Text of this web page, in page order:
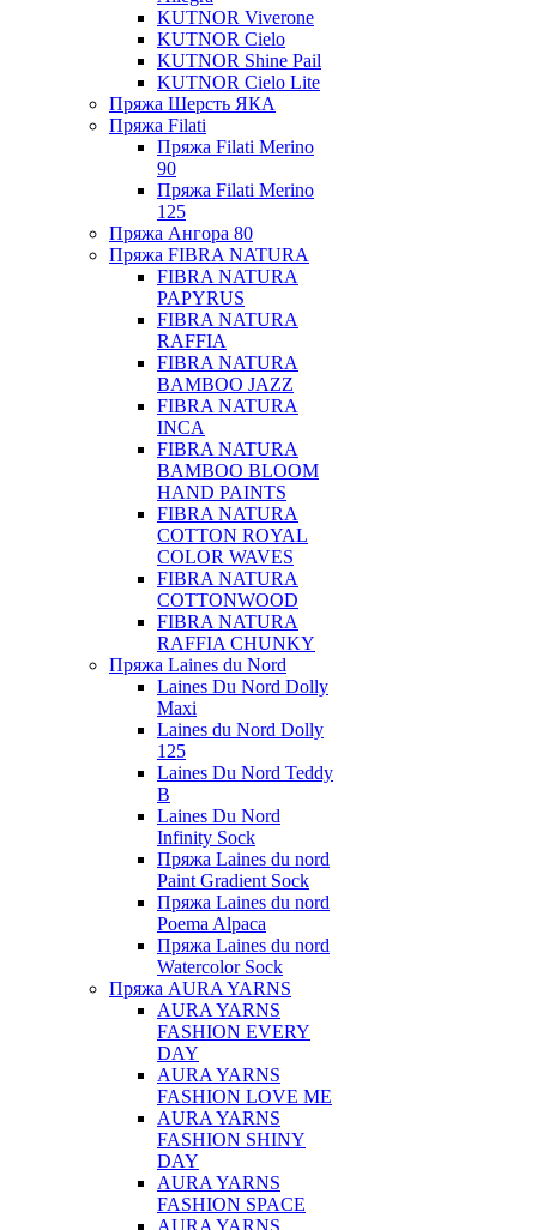
KUTNOR Viverone
KUTNOR Cielo
KUTNOR Shine Pail
KUTNOR Cielo Lite
Пряжа Шерсть ЯКА
Пряжа Filati
Пряжа Filati Merino
90
Пряжа Filati Merino
125
Пряжа Ангора 80
Пряжа FIBRA NATURA
FIBRA NATURA
PAPYRUS
FIBRA NATURA
RAFFIA
FIBRA NATURA
BAMBOO JAZZ
FIBRA NATURA
INCA
FIBRA NATURA
BAMBOO BLOOM
HAND PAINTS
FIBRA NATURA
COTTON ROYAL
COLOR WAVES
FIBRA NATURA
COTTONWOOD
FIBRA NATURA
RAFFIA CHUNKY
Пряжа Laines du Nord
Laines Du Nord Dolly
Maxi
Laines du Nord Dolly
125
Laines Du Nord Teddy
B
Laines Du Nord
Infinity Sock
Пряжа Laines du nord
Paint Gradient Sock
Пряжа Laines du nord
Poema Alpaca
Пряжа Laines du nord
Watercolor Sock
Пряжа AURA YARNS
AURA YARNS
FASHION EVERY
DAY
AURA YARNS
FASHION LOVE ME
AURA YARNS
FASHION SHINY
DAY
AURA YARNS
FASHION SPACE
AURA YARNS